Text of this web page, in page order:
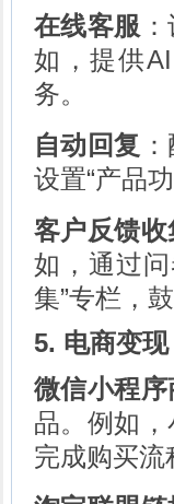
在线客服
如，提供
务。
自动回复
设置“产品
客户反馈收
如，通过
集”专栏，
5. 电商变现
微信小程序
品。例如
完成购买流